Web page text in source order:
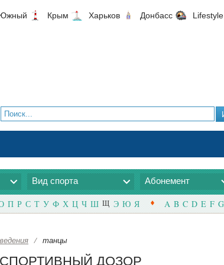
Крым Харьков Донбасс Lifestyle
Вид спорта Абонемент
П Р С Т У Ф Х Ц Ч Ш Щ Э Ю Я A B C D E F G
/ танцы
| СПОРТИВНЫЙ ДОЗОР